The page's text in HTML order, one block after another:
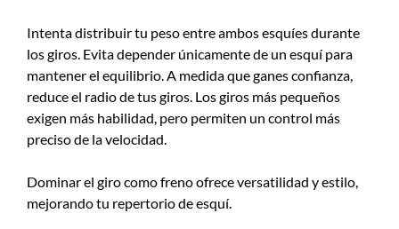
Intenta distribuir tu peso entre ambos esquíes durante
los giros. Evita depender únicamente de un esquí para
mantener el equilibrio. A medida que ganes confianza,
reduce el radio de tus giros. Los giros más pequeños
exigen más habilidad, pero permiten un control más
preciso de la velocidad.
Dominar el giro como freno ofrece versatilidad y estilo,
mejorando tu repertorio de esquí.